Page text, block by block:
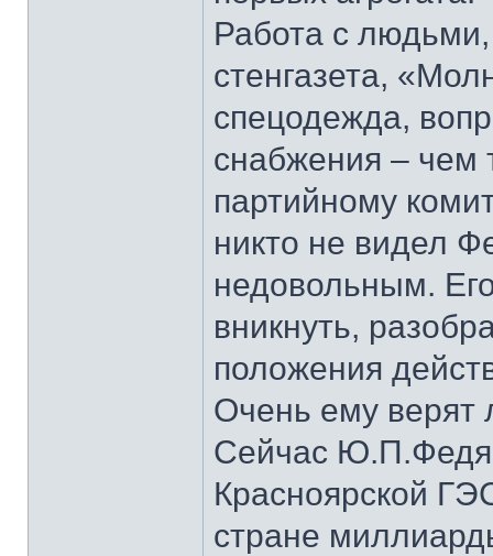
Работа с людьми,
стенгазета,
спецодежда,
снабжения – чем
партийному
никто не видел
недовольным.
вникнуть,
положения
Очень ему верят
Сейчас
Красноярской
стране